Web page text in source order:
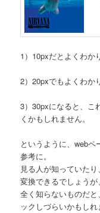
1）10pxだとよくわか
2）20pxでもよくわか
3）30pxになると、こ
くかもしれません。
というように、web
参考に。
見る人が知っていた
変換できるでしょうが、
全く知らないものだ
ックしづらいかもしれ